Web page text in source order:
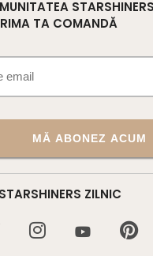
TA COMANDĂ
MĂ ABONEZ ACUM
ZILNIC